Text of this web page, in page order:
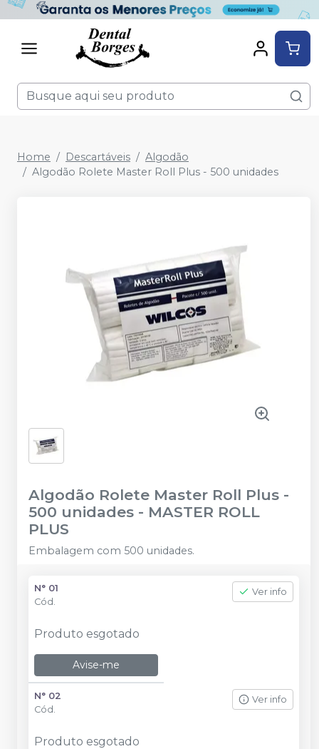
Home Descartáveis
Algodão
Algodão Rolete Master Roll Plus - 500 unidades
Algodão Rolete Master Roll Plus -
500 unidades - MASTER ROLL
PLUS
Embalagem com 500 unidades.
N° 01
Cód.
Ver info
Produto esgotado
Avise-me
N° 02
Cód.
Ver info
Produto esgotado